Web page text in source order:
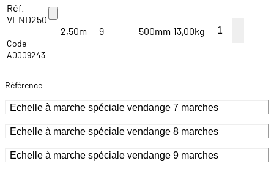
Réf.
VEND250
Code
A0009243
2,50m 9 500mm 13,00kg
Référence
Echelle à marche spéciale vendange 7 marches
Echelle à marche spéciale vendange 8 marches
Echelle à marche spéciale vendange 9 marches